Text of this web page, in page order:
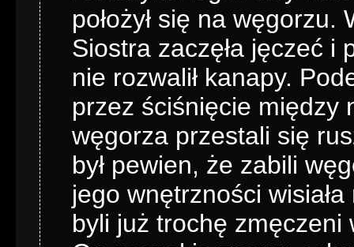
położył się na
Siostra zaczęła jęczeć i
nie rozwalił kanapy.
przez ściśnięcie między
węgorza przestali się
był pewien, że zabili
jego wnętrzności
byli już trochę zmęczeni